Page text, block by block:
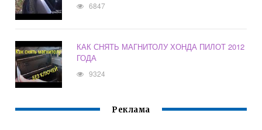
6847
КАК СНЯТЬ МАГНИТОЛУ ХОНДА ПИЛОТ 2012
ГОДА
9324
Реклама